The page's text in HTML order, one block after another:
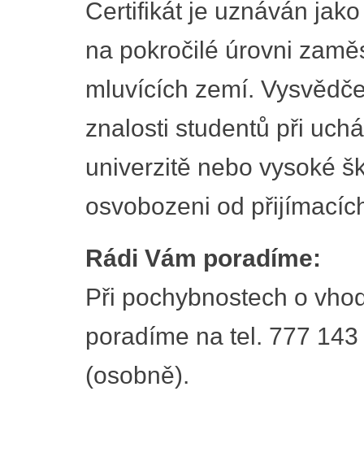
Certifikát je uznáván
na pokročilé úrovni
mluvících zemí.
znalosti studentů při
univerzitě nebo vysoké
osvobozeni od
Rádi Vám poradíme:
Při pochybnostech o
poradíme na tel. 777
(osobně).